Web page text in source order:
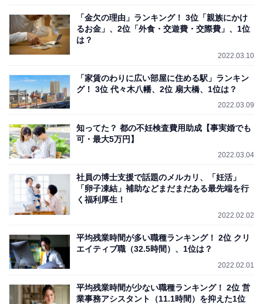
「金欠の理由」ランキング！ 3位「親族にかけ
るお金」、2位「外食・交遊費・交際費」、1位
は？
2022.03.10
「家賃のわりに広い部屋に住める駅」ランキン
グ！ 3位 代々木八幡、2位 扇大橋、1位は？
2022.03.09
知ってた？ 都の不妊検査費用助成【事実婚でも
可・最大5万円】
2022.03.04
社員の博士支援で話題のメルカリ、「妊活」
「卵子凍結」補助などまだまだある最先端を行
く福利厚生！
2022.02.02
平均残業時間が多い職種ランキング！ 2位 クリ
エイティブ職（32.5時間）、1位は？
2022.02.01
平均残業時間が少ない職種ランキング！ 2位 営
業事務アシスタント（11.1時間）を抑えた1位